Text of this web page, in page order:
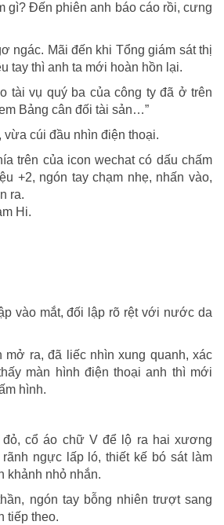
gì? Đến phiên anh báo cáo rồi, cưng
ngác. Mãi đến khi Tổng giám sát thị
tay thì anh ta mới hoàn hồn lại.
tài vụ quý ba của công ty đã ở trên
Bảng cân đối tài sản…”
vừa cúi đầu nhìn điện thoại.
trên của icon wechat có dấu chấm
+2, ngón tay chạm nhẹ, nhấn vào,
ra.
Hi.
vào mắt, đối lập rõ rệt với nước da
mở ra, đã liếc nhìn xung quanh, xác
màn hình điện thoại anh thì mới
hình.
đỏ, cổ áo chữ V để lộ ra hai xương
ngực lấp ló, thiết kế bó sát làm
khảnh nhỏ nhắn.
ngón tay bỗng nhiên trượt sang
tiếp theo.